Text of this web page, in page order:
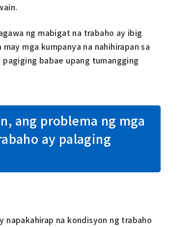
ng mabigat na trabaho ay ibig
mga kumpanya na nahihirapan sa
babae upang tumangging
ang problema ng mga
ay palaging
napakahirap na kondisyon ng trabaho